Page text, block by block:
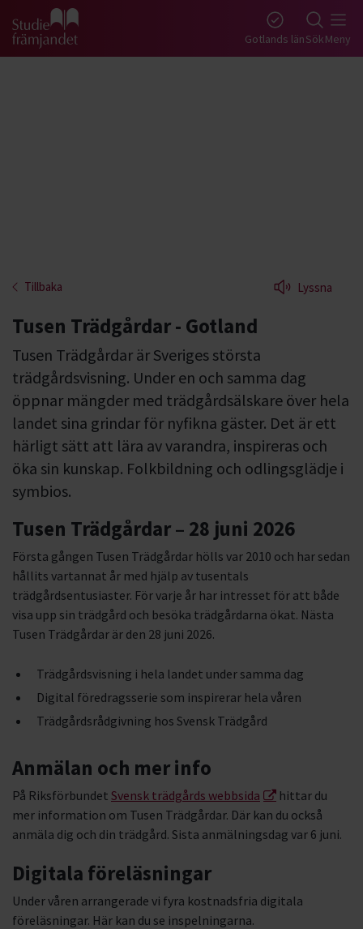
Gå till studiefrämjandets startsida Gotlands länSökMeny
Tillbaka Lyssna
Tusen Trädgårdar - Gotland
Tusen Trädgårdar är Sveriges största
trädgårdsvisning. Under en och samma dag
öppnar mängder med trädgårdsälskare över hela
landet sina grindar för nyfikna gäster. Det är ett
härligt sätt att lära av varandra, inspireras och
öka sin kunskap. Folkbildning och odlingsglädje i
symbios.
Tusen Trädgårdar – 28 juni 2026
Första gången Tusen Trädgårdar hölls var 2010 och har sedan
hållits vartannat år med hjälp av tusentals
trädgårdsentusiaster. För varje år har intresset för att både
visa upp sin trädgård och besöka trädgårdarna ökat. Nästa
Tusen Trädgårdar är den 28 juni 2026.
Trädgårdsvisning i hela landet under samma dag
Digital föredragsserie som inspirerar hela våren
Trädgårdsrådgivning hos Svensk Trädgård
Anmälan och mer info
På Riksförbundet Svensk trädgårds webbsida
hittar du
mer information om Tusen Trädgårdar. Där kan du också
anmäla dig och din trädgård. Sista anmälningsdag var 6 juni.
Digitala föreläsningar
Under våren arrangerade vi fyra kostnadsfria digitala
föreläsningar. Här kan du se inspelningarna.